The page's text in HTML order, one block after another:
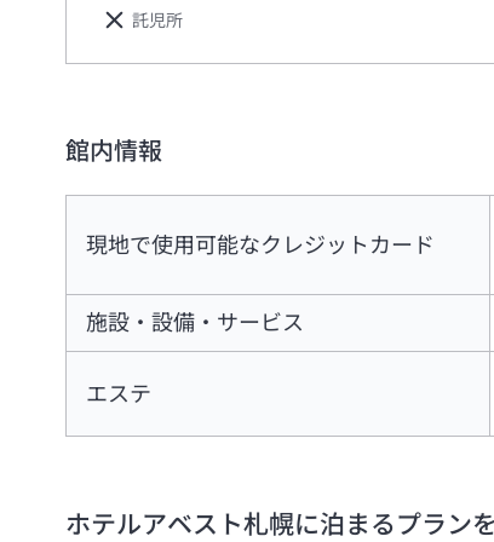
託児所
館内情報
現地で使用可能なクレジットカード
施設・設備・サービス
エステ
ホテルアベスト札幌に泊まるプラン